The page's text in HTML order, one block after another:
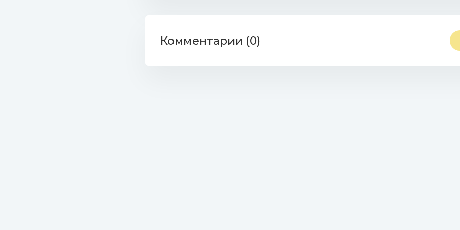
Комментарии (0)